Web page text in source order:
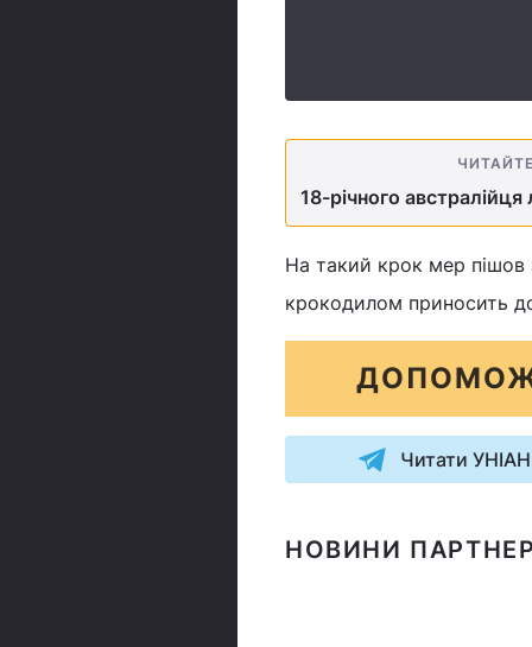
18-річного
На такий крок мер пішов
крокодилом приносить
Читати
НОВИНИ